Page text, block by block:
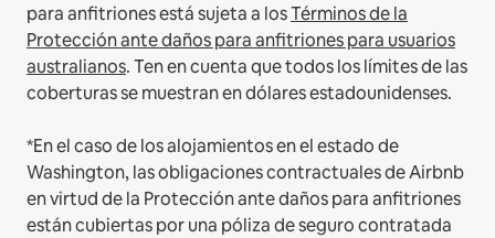
para anfitriones está sujeta a losTérminos de la
Protección ante daños para anfitriones para usuarios
australianos. Ten en cuenta que todos los límites de las
coberturas se muestran en dólares estadounidenses.
*En el caso de los alojamientos en el estado de
Washington, las obligaciones contractuales de Airbnb
en virtud de la Protección ante daños para anfitriones
están cubiertas por una póliza de seguro contratada